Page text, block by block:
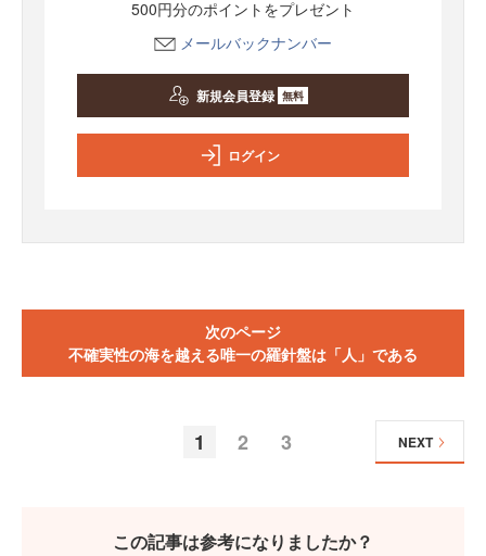
500円分のポイントをプレゼント
メールバックナンバー
新規会員登録 無料
ログイン
次のページ
不確実性の海を越える唯一の羅針盤は「人」である
1 2 3 NEXT
この記事は参考になりましたか？